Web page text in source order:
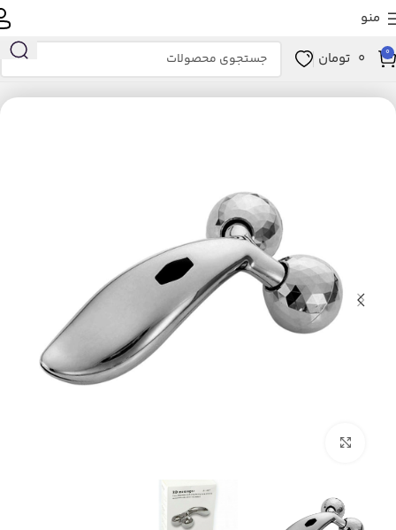
منو
0
0 تومان
خانه زیبایی و سلامت ابزار سلامت ماساژور